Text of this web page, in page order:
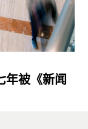
年被《新闻